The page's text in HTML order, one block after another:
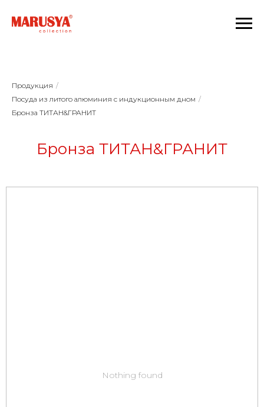
Продукция /
Посуда из литого алюминия с индукционным дном /
Бронза ТИТАН&ГРАНИТ
Бронза ТИТАН&ГРАНИТ
Nothing found